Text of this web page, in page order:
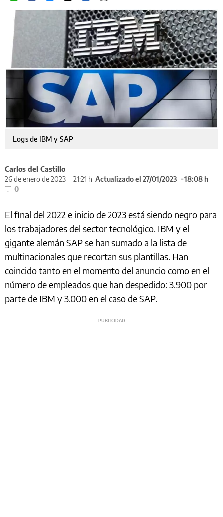
Logs de IBM y SAP
Carlos del Castillo
26 de enero de 2023
21:21 h Actualizado el 27/01/2023
18:08 h
0
El final del 2022 e inicio de 2023 está siendo negro para
los trabajadores del sector tecnológico. IBM y el
gigante alemán SAP se han sumado a la lista de
multinacionales que recortan sus plantillas. Han
coincido tanto en el momento del anuncio como en el
número de empleados que han despedido: 3.900 por
parte de IBM y 3.000 en el caso de SAP.